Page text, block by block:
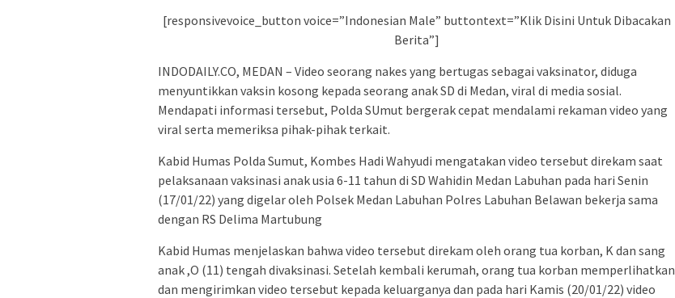
[responsivevoice_button voice=”Indonesian Male” buttontext=”Klik Disini Untuk Dibacakan
Berita”]
INDODAILY.CO, MEDAN – Video seorang nakes yang bertugas sebagai vaksinator, diduga
menyuntikkan vaksin kosong kepada seorang anak SD di Medan, viral di media sosial.
Mendapati informasi tersebut, Polda SUmut bergerak cepat mendalami rekaman video yang
viral serta memeriksa pihak-pihak terkait.
Kabid Humas Polda Sumut, Kombes Hadi Wahyudi mengatakan video tersebut direkam saat
pelaksanaan vaksinasi anak usia 6-11 tahun di SD Wahidin Medan Labuhan pada hari Senin
(17/01/22) yang digelar oleh Polsek Medan Labuhan Polres Labuhan Belawan bekerja sama
dengan RS Delima Martubung
Kabid Humas menjelaskan bahwa video tersebut direkam oleh orang tua korban, K dan sang
anak ,O (11) tengah divaksinasi. Setelah kembali kerumah, orang tua korban memperlihatkan
dan mengirimkan video tersebut kepada keluarganya dan pada hari Kamis (20/01/22) video